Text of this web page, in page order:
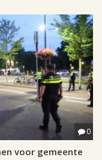
0
voor gemeente